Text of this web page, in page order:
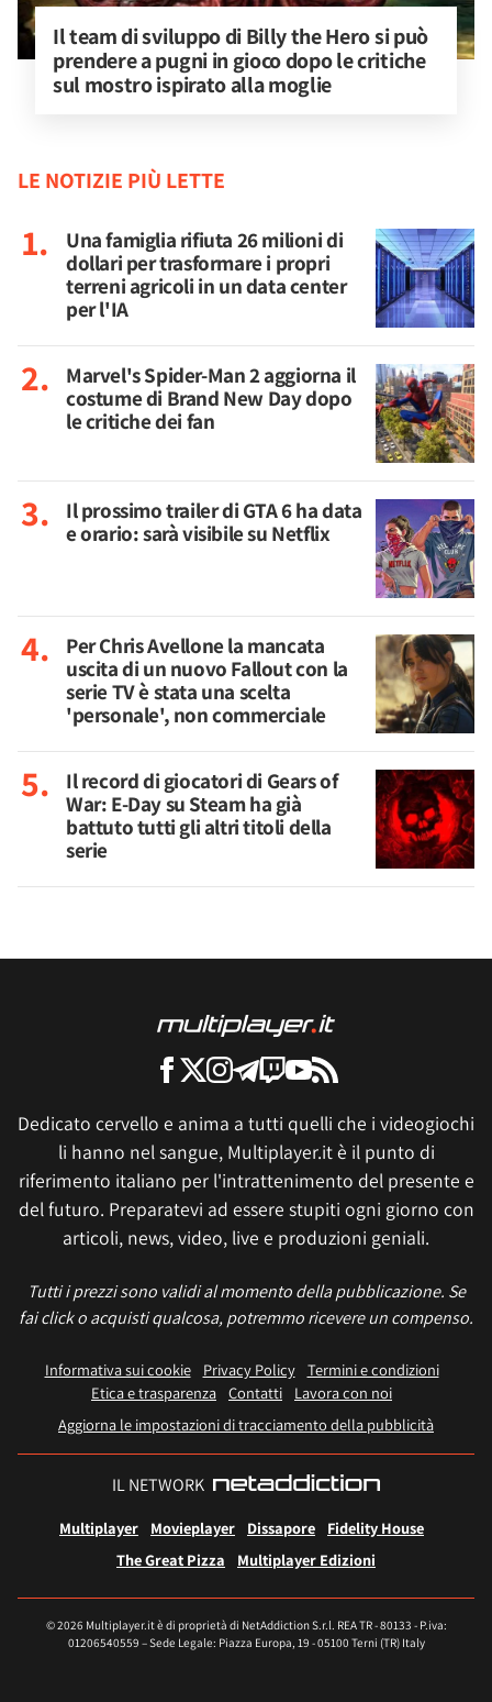
Il team di sviluppo di Billy the Hero si può
prendere a pugni in gioco dopo le critiche
sul mostro ispirato alla moglie
LE NOTIZIE PIÙ LETTE
Una famiglia rifiuta 26 milioni di
dollari per trasformare i propri
terreni agricoli in un data center
per l'IA
Marvel's Spider-Man 2 aggiorna il
costume di Brand New Day dopo
le critiche dei fan
Il prossimo trailer di GTA 6 ha data
e orario: sarà visibile su Netflix
Per Chris Avellone la mancata
uscita di un nuovo Fallout con la
serie TV è stata una scelta
'personale', non commerciale
Il record di giocatori di Gears of
War: E-Day su Steam ha già
battuto tutti gli altri titoli della
serie
Dedicato cervello e anima a tutti quelli che i videogiochi
li hanno nel sangue, Multiplayer.it è il punto di
riferimento italiano per l'intrattenimento del presente e
del futuro. Preparatevi ad essere stupiti ogni giorno con
articoli, news, video, live e produzioni geniali.
Tutti i prezzi sono validi al momento della pubblicazione. Se
fai click o acquisti qualcosa, potremmo ricevere un compenso.
Informativa sui cookie Privacy Policy
Termini e condizioni
Etica e trasparenza Contatti
Lavora con noi
Aggiorna le impostazioni di tracciamento della pubblicità
IL NETWORK
Multiplayer Movieplayer Dissapore
Fidelity House
The Great Pizza
Multiplayer Edizioni
© 2026 Multiplayer.it è di proprietà di NetAddiction S.r.l. REA TR - 80133 - P.iva:
01206540559 – Sede Legale: Piazza Europa, 19 - 05100 Terni (TR) Italy